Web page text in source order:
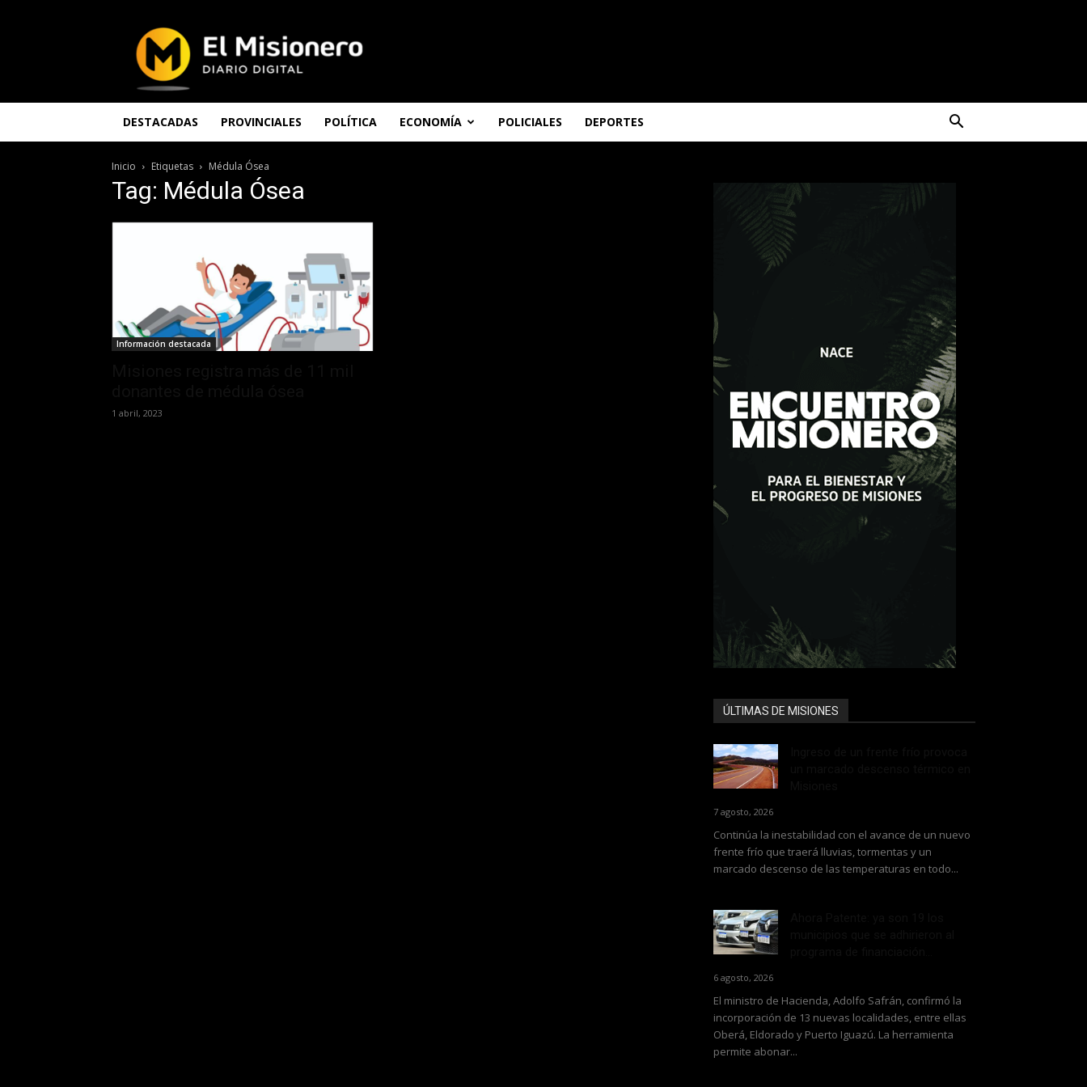
Misionero
DESTACADAS PROVINCIALES POLÍTICA ECONOMÍA POLICIALES DEPORTES
Inicio Etiquetas Médula Ósea
Tag: Médula Ósea
Información destacada
1 abril, 2023
ÚLTIMAS DE MISIONES
7 agosto, 2026
Continúa la inestabilidad con el avance de un nuevo
frente frío que traerá lluvias, tormentas y un
marcado descenso de las temperaturas en todo...
6 agosto, 2026
El ministro de Hacienda, Adolfo Safrán, confirmó la
incorporación de 13 nuevas localidades, entre ellas
Oberá, Eldorado y Puerto Iguazú. La herramienta
permite abonar...